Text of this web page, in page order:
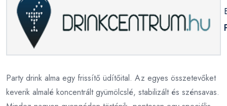
Party drink alma egy frissítő üdítőital. Az egyes összetevőket
keverik almalé koncentrált gyümölcslé, stabilizált és szénsavas.